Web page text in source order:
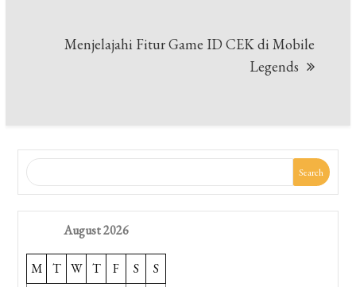
Menjelajahi Fitur Game ID CEK di Mobile
Legends
Search
August 2026
M T W T F S
S